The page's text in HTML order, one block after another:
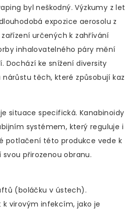
byl neškodný. Výzkumy z let
expozice aerosolu z
zařízení určených k zahřívání
inhalovatelného páry mění
Dochází ke snížení diversity
těch, které způsobují kaz
je situace specifická. Kanabinoidy
systémem, který reguluje i
potlačení této produkce vede k
přirozenou obranu.
(boláčku v ústech).
virovým infekcím, jako je